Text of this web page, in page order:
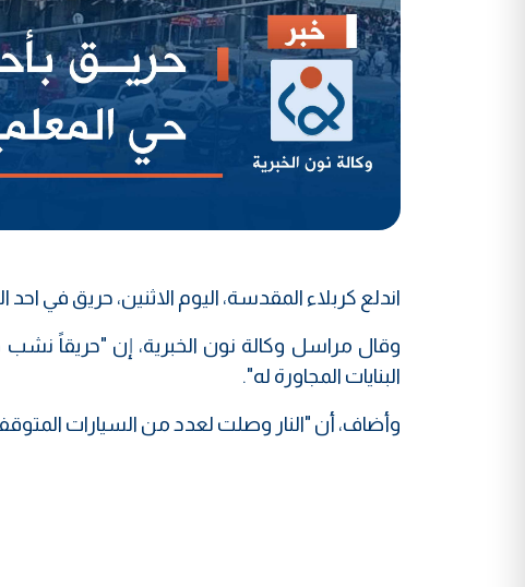
اندلع كربلاء المقدسة، اليوم الاثنين، حريق في
وقال مراسل وكالة نون الخبرية، إن "حريقاً
البنايات المجاورة له".
وأضاف، أن "النار وصلت لعدد من السيارات